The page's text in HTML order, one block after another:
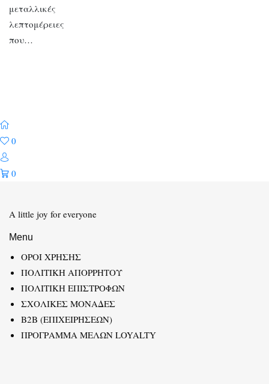
μεταλλικές
λεπτομέρειες
που…
0
0
A little joy for everyone
Menu
ΟΡΟΙ ΧΡΗΣΗΣ
ΠΟΛΙΤΙΚΗ ΑΠΟΡΡΗΤΟΥ
ΠΟΛΙΤΙΚΗ ΕΠΙΣΤΡΟΦΩΝ
ΣΧΟΛΙΚΕΣ ΜΟΝΑΔΕΣ
B2B (ΕΠΙΧΕΙΡΗΣΕΩΝ)
ΠΡΟΓΡΑΜΜΑ ΜΕΛΩΝ LOYALTY